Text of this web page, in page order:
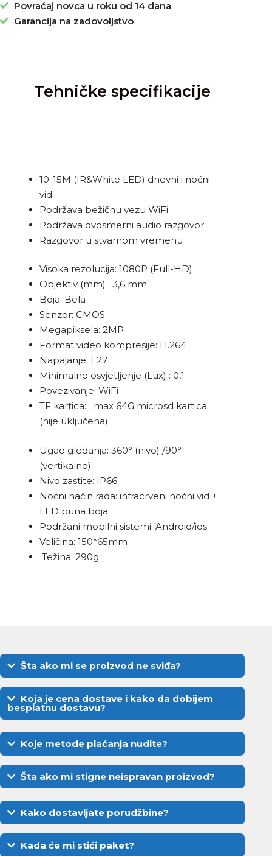
Povraćaj novca u roku od 14 dana
Garancija na zadovoljstvo
Tehničke specifikacije
10-15M (IR&White LED) dnevni i noćni
vid
Podržava bežičnu vezu WiFi
Podržava dvosmerni audio razgovor
Razgovor u stvarnom vremenu
Visoka rezolucija: 1080P (Full-HD)
Objektiv (mm) : 3,6 mm
Boja: Bela
Senzor: CMOS
Megapiksela: 2MP
Format video kompresije: H.264
Napajanje: E27
Minimalno osvjetljenje (Lux) : 0,1
Povezivanje: WiFi
TF kartica: max 64G microsd kartica
(nije uključena)
Ugao gledanja: 360° (nivo) /90°
(vertikalno)
Nivo zastite: IP66
Noćni način rada: infracrveni noćni vid +
LED puna boja
Podržani mobilni sistemi: Android/ios
Veličina: 150*65mm
Težina: 290g
Šta ako mi se proizvod ne sviđa?
Koja je cena dostave i kako da dobijem
besplatnu dostavu?
Koje metode plaćanja nudite?
Šta ako mi stigne neispravan proizvod?
Kako dostavljate porudžbine?
Kada će mi stići paket?